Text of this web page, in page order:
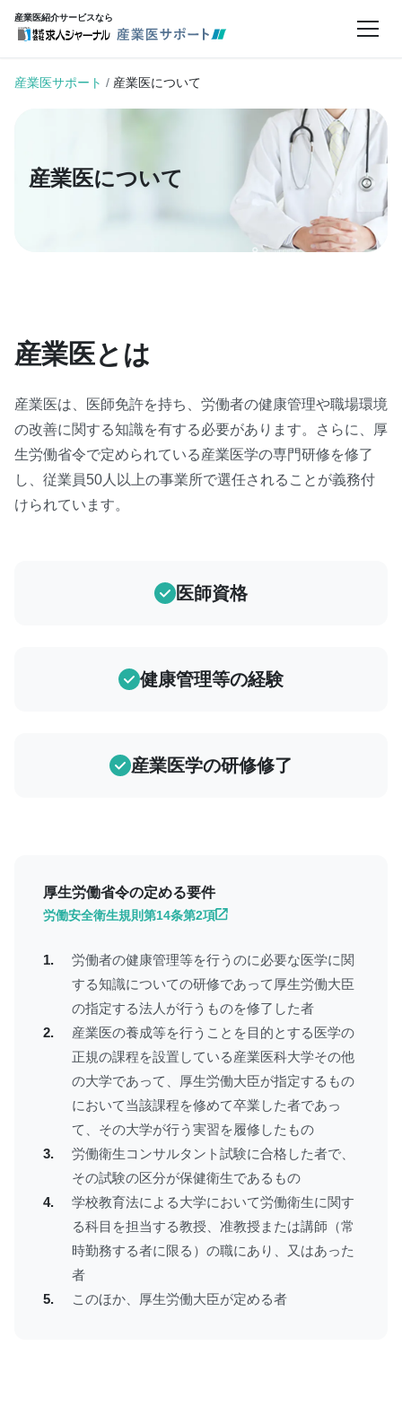
産業医紹介サービスなら
産業医サポート / 産業医について
産業医について
産業医とは
産業医は、医師免許を持ち、労働者の健康管理や職場環境
の改善に関する知識を有する必要があります。さらに、厚
生労働省令で定められている産業医学の専門研修を修了
し、従業員50人以上の事業所で選任されることが義務付
けられています。
医師資格
健康管理等の経験
産業医学の研修修了
厚生労働省令の定める要件
労働安全衛生規則第14条第2項
労働者の健康管理等を行うのに必要な医学に関
する知識についての研修であって厚生労働大臣
の指定する法人が行うものを修了した者
産業医の養成等を行うことを目的とする医学の
正規の課程を設置している産業医科大学その他
の大学であって、厚生労働大臣が指定するもの
において当該課程を修めて卒業した者であっ
て、その大学が行う実習を履修したもの
労働衛生コンサルタント試験に合格した者で、
その試験の区分が保健衛生であるもの
学校教育法による大学において労働衛生に関す
る科目を担当する教授、准教授または講師（常
時勤務する者に限る）の職にあり、又はあった
者
このほか、厚生労働大臣が定める者